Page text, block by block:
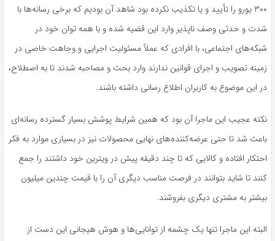
۳۰۰ یورو را تأیید و یا تکذیب نکرده بود شاهد آن بودیم که برخی رسانه‌ها با
شدت و حدتی وصف ناپذیر وارد این قضیه شده و با همه توان خود در
شبکه‌های اجتماعی، با افرادی که عملاً مسئولیت اجرایی و وجاهت خاصی در
زمینه تصویب و اجرای قوانین ندارند وارد بحث و مصاحبه شدند تا به اصطلاح،
در این موضوع به کاربران اطلاع رسانی داشته باشند.
نکته عجیب این ماجرا آن بود که همین شرایط پوشش بسیار گسترده رسانه‌ای
باعث شد تا حتی عرضه‌کننده‌های نهایی محصولات نیز در بسیاری موارد به فکر
احتکار افتاده و کالایی که تا چند دقیقه پیش در ویترین خود داشتند را جمع
کنند تا شاید بتوانند در فرصت مناسب دیگری آن را با قیمت چندین میلیون
بیشتر به مشتری دیگری بفروشند.
البته این ماجرا تنها یک چشمه از توانایی‌ها و هوش هیجانی این دست از